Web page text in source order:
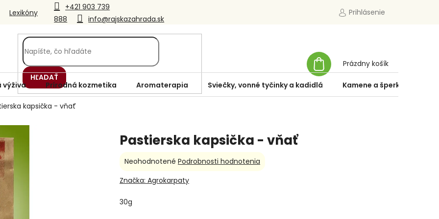
+421 903 739
888
info@rajskazahrada.sk
Lexikóny Prihlásenie
HĽADAŤ
KOŠÍK
Prázdny košík
výživa Prírodná kozmetika Aromaterapia Sviečky, vonné tyčinky a kadidlá Kamene a šperky
kapsička - vňať
Pastierska kapsička - vňať
30g
Priemerné
produktu
0,0
z
Neohodnotené Podrobnosti hodnotenia
Značka: Agrokarpaty